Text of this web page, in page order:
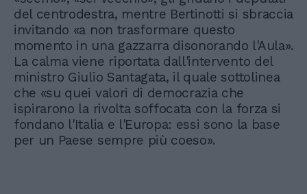
del centrodestra, mentre Bertinotti si sbraccia
invitando «a non trasformare questo
momento in una gazzarra disonorando l'Aula».
La calma viene riportata dall'intervento del
ministro Giulio Santagata, il quale sottolinea
che «su quei valori di democrazia che
ispirarono la rivolta soffocata con la forza si
fondano l'Italia e l'Europa: essi sono la base
per un Paese sempre più coeso».